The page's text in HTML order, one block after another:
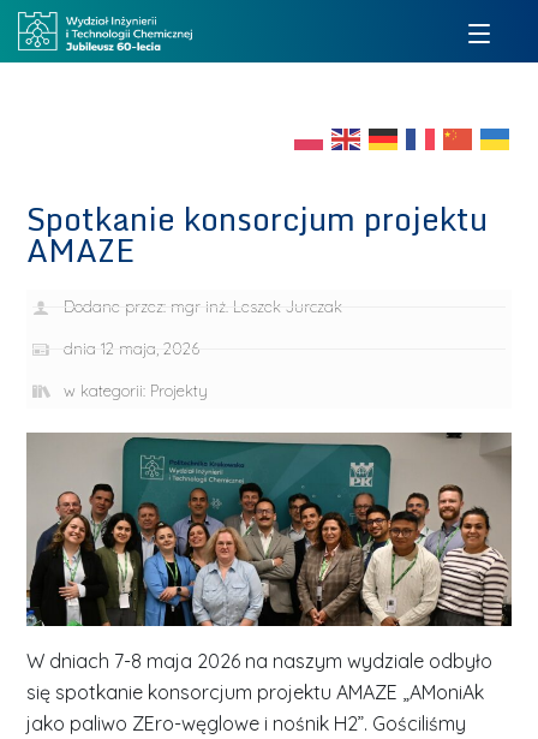
Spotkanie konsorcjum projektu
AMAZE
Dodane przez: mgr inż. Leszek Jurczak
dnia 12 maja, 2026
w kategorii: Projekty
W dniach 7-8 maja 2026 na naszym wydziale odbyło
się spotkanie konsorcjum projektu AMAZE „AMoniAk
jako paliwo ZEro-węglowe i nośnik H2”. Gościliśmy